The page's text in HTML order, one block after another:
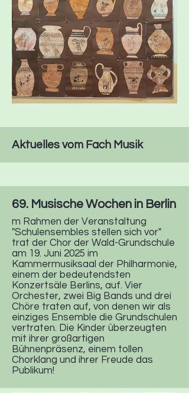
Aktuelles vom Fach Musik
69. Musische Wochen in Berlin
m Rahmen der Veranstaltung
"Schulensembles stellen sich vor"
trat der Chor der Wald-Grundschule
am 19. Juni 2025 im
Kammermusiksaal der Philharmonie,
einem der bedeutendsten
Konzertsäle Berlins, auf. Vier
Orchester, zwei Big Bands und drei
Chöre traten auf, von denen wir als
einziges Ensemble die Grundschulen
vertraten. Die Kinder überzeugten
mit ihrer großartigen
Bühnenpräsenz, einem tollen
Chorklang und ihrer Freude das
Publikum!